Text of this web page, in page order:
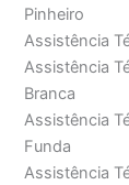
Pinheiro
Assistência
Assistência
Branca
Assistência
Funda
Assistência